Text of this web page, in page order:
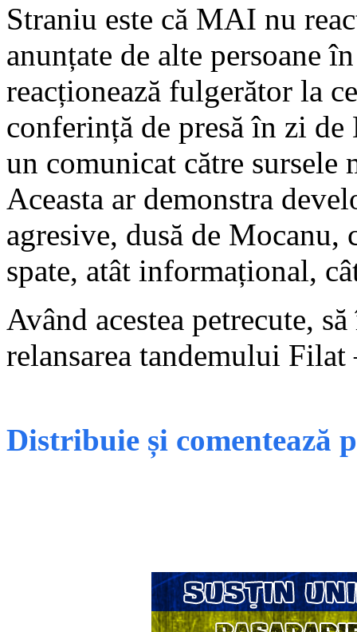
Straniu este că MAI nu
anunțate de alte persoane
reacționează fulgerător la
conferință de presă în zi de
un comunicat către sursele
Aceasta ar demonstra
agresive, dusă de
spate, atât informațional,
Având acestea petrecute,
relansarea tandemului Filat
Distribuie și comentează